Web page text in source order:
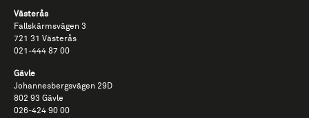
Västerås
Fallskärmsvägen​ 3​
721​ 31​ Västerås​
021-​444​ 87​ 00
Gävle
Johannesbergsvägen 29D
802 93 Gävle
026-​424​ 90​ 00